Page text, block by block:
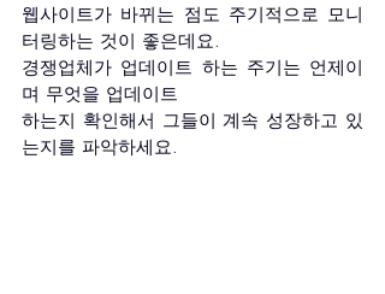
웹사이트가 바뀌는 점도 주기적으로 모니
터링하는 것이 좋은데요.
경쟁업체가 업데이트 하는 주기는 언제이
며 무엇을 업데이트
하는지 확인해서 그들이 계속 성장하고 있
는지를 파악하세요.